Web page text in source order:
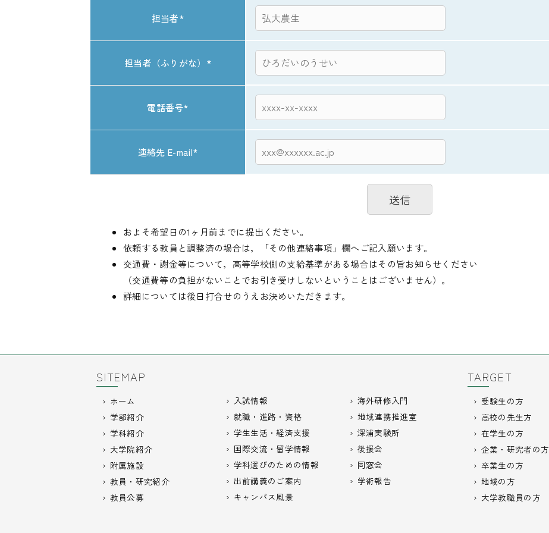
担当者*
担当者（ふりがな） *
電話番号*
連絡先 E-mail*
およそ希望日の1ヶ月前までに提出ください。
依頼する教員と調整済の場合は，「その他連絡事項」欄へご記入願います。
交通費・謝金等について，高等学校側の支給基準がある場合はその旨お知らせください
（交通費等の負担がないことでお引き受けしないということはございません）。
詳細については後日打合せのうえお決めいただきます。
SITEMAP
ホーム
学部紹介
学科紹介
大学院紹介
附属施設
教員・研究紹介
教員公募
入試情報
就職・進路・資格
学生生活・経済支援
国際交流・留学情報
学科選びのための情報
出前講義のご案内
キャンパス風景
海外研修入門
地域連携推進室
深浦実験所
後援会
同窓会
学術報告
TARGET
受験生の方
高校の先生方
在学生の方
企業・研究者の方
卒業生の方
地域の方
大学教職員の方